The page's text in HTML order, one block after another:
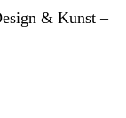
& Kunst –